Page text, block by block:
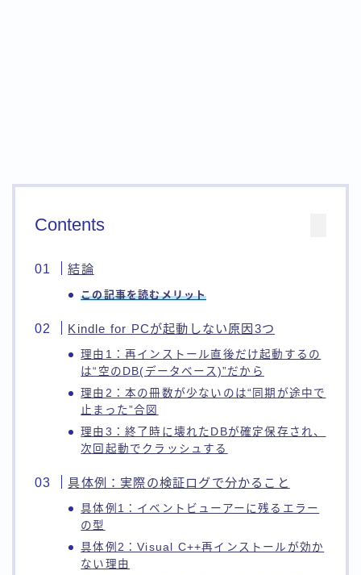
Contents
結論
この記事を読むメリット
Kindle for PCが起動しない原因3つ
理由1：再インストール直後だけ起動するの
は“空のDB(データベース)”だから
理由2：本の冊数が少ないのは“同期が途中で
止まった”合図
理由3：終了時に壊れたDBが確定保存され、
次回起動でクラッシュする
具体例：実際の検証ログで分かること
具体例1：イベントビューアーに残るエラー
の型
具体例2：Visual C++再インストールが効か
ない理由